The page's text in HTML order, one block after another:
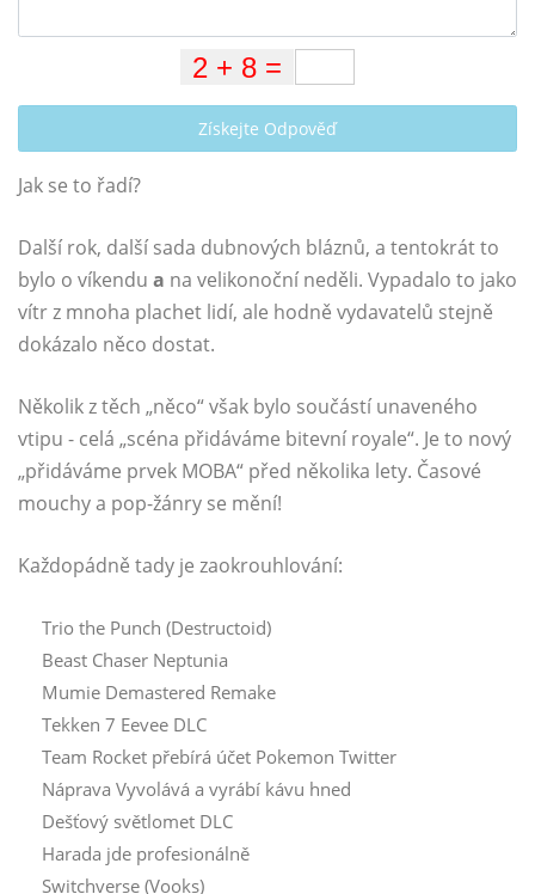
Získejte Odpověď
Jak se to řadí?
Další rok, další sada dubnových bláznů, a tentokrát to
bylo o víkendu a na velikonoční neděli. Vypadalo to jako
vítr z mnoha plachet lidí, ale hodně vydavatelů stejně
dokázalo něco dostat.
Několik z těch „něco“ však bylo součástí unaveného
vtipu - celá „scéna přidáváme bitevní royale“. Je to nový
„přidáváme prvek MOBA“ před několika lety. Časové
mouchy a pop-žánry se mění!
Každopádně tady je zaokrouhlování:
Trio the Punch (Destructoid)
Beast Chaser Neptunia
Mumie Demastered Remake
Tekken 7 Eevee DLC
Team Rocket přebírá účet Pokemon Twitter
Náprava Vyvolává a vyrábí kávu hned
Dešťový světlomet DLC
Harada jde profesionálně
Switchverse (Vooks)